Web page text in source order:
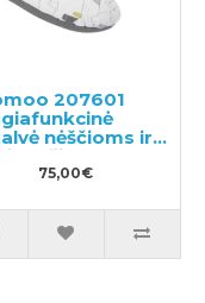
207601
nėščioms ir
75,00€